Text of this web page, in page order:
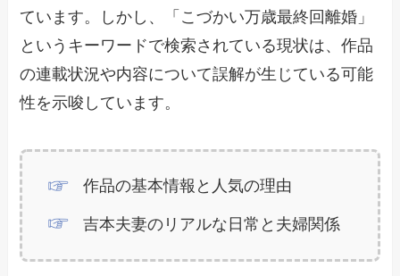
ています。しかし、「こづかい万歳最終回離婚」
というキーワードで検索されている現状は、作品
の連載状況や内容について誤解が生じている可能
性を示唆しています。
作品の基本情報と人気の理由
吉本夫妻のリアルな日常と夫婦関係